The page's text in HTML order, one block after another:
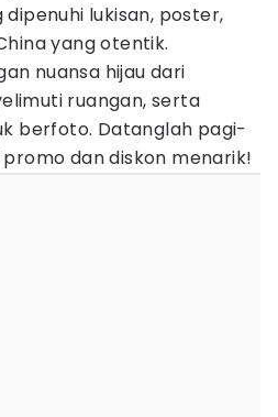
lukisan, poster,
yang otentik.
nuansa hijau dari
ruangan, serta
berfoto. Datanglah pagi-
dan diskon menarik!